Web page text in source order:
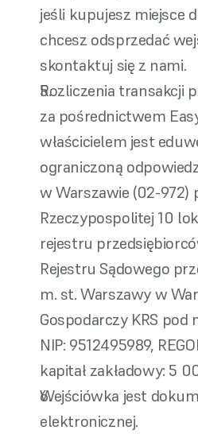
jeśli kupujesz miejsce
chcesz odsprzedać
skontaktuj się z nami.
Rozliczenia transakcji
za pośrednictwem
właścicielem jest
ograniczoną
w Warszawie (02-972)
Rzeczypospolitej 10
rejestru
Rejestru Sądowego
m. st. Warszawy w
Gospodarczy KRS pod
NIP: 9512495989,
kapitał zakładowy: 5
Wejściówka jest
elektronicznej.